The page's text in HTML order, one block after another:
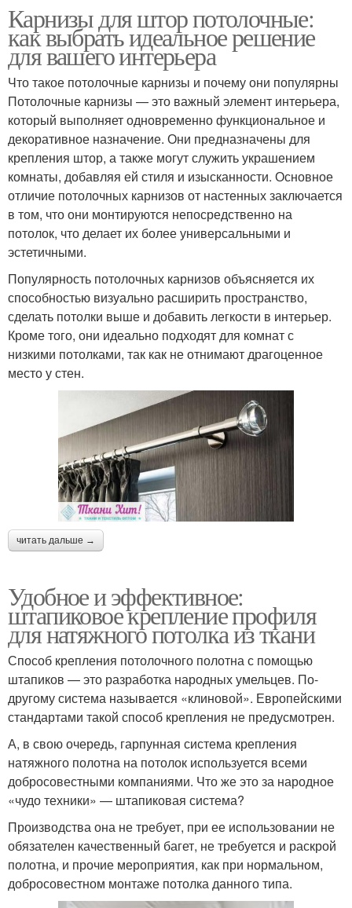
Карнизы для штор потолочные:
как выбрать идеальное решение
для вашего интерьера
Что такое потолочные карнизы и почему они популярны
Потолочные карнизы — это важный элемент интерьера,
который выполняет одновременно функциональное и
декоративное назначение. Они предназначены для
крепления штор, а также могут служить украшением
комнаты, добавляя ей стиля и изысканности. Основное
отличие потолочных карнизов от настенных заключается
в том, что они монтируются непосредственно на
потолок, что делает их более универсальными и
эстетичными.
Популярность потолочных карнизов объясняется их
способностью визуально расширить пространство,
сделать потолки выше и добавить легкости в интерьер.
Кроме того, они идеально подходят для комнат с
низкими потолками, так как не отнимают драгоценное
место у стен.
читать дальше →
Удобное и эффективное:
штапиковое крепление профиля
для натяжного потолка из ткани
Способ крепления потолочного полотна с помощью
штапиков — это разработка народных умельцев. По-
другому система называется «клиновой». Европейскими
стандартами такой способ крепления не предусмотрен.
А, в свою очередь, гарпунная система крепления
натяжного полотна на потолок используется всеми
добросовестными компаниями. Что же это за народное
«чудо техники» — штапиковая система?
Производства она не требует, при ее использовании не
обязателен качественный багет, не требуется и раскрой
полотна, и прочие мероприятия, как при нормальном,
добросовестном монтаже потолка данного типа.